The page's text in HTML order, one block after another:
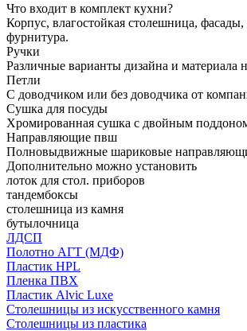
Что входит в комплект кухни?
Корпус, влагостойкая столешница, фасады,
фурнитура.
Ручки
Различные варианты дизайна и материала
Петли
С доводчиком или без доводчика от
Сушка для посуды
Хромированная сушка с двойным
Направляющие пвш
Полновыдвижные шариковые
Дополнительно можно установить
лоток для стол. приборов
тандембоксы
столешница из камня
бутылочница
ЛДСП
Полотно АГТ (МДФ)
Пластик HPL
Пленка ПВХ
Пластик Alvic Luxe
Столешницы из искусственного камня
Столешницы из пластика